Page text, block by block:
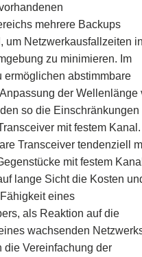
mehrere Backups
um Netzwerkausfallzeiten in
zu minimieren. Im
ermöglichen abstimmbare
der Wellenlänge
so die Einschränkungen
mit festem
Transceiver tendenziell
mit festem
lange Sicht die Kosten
eines
als Reaktion auf die
wachsenden
die Vereinfachung der